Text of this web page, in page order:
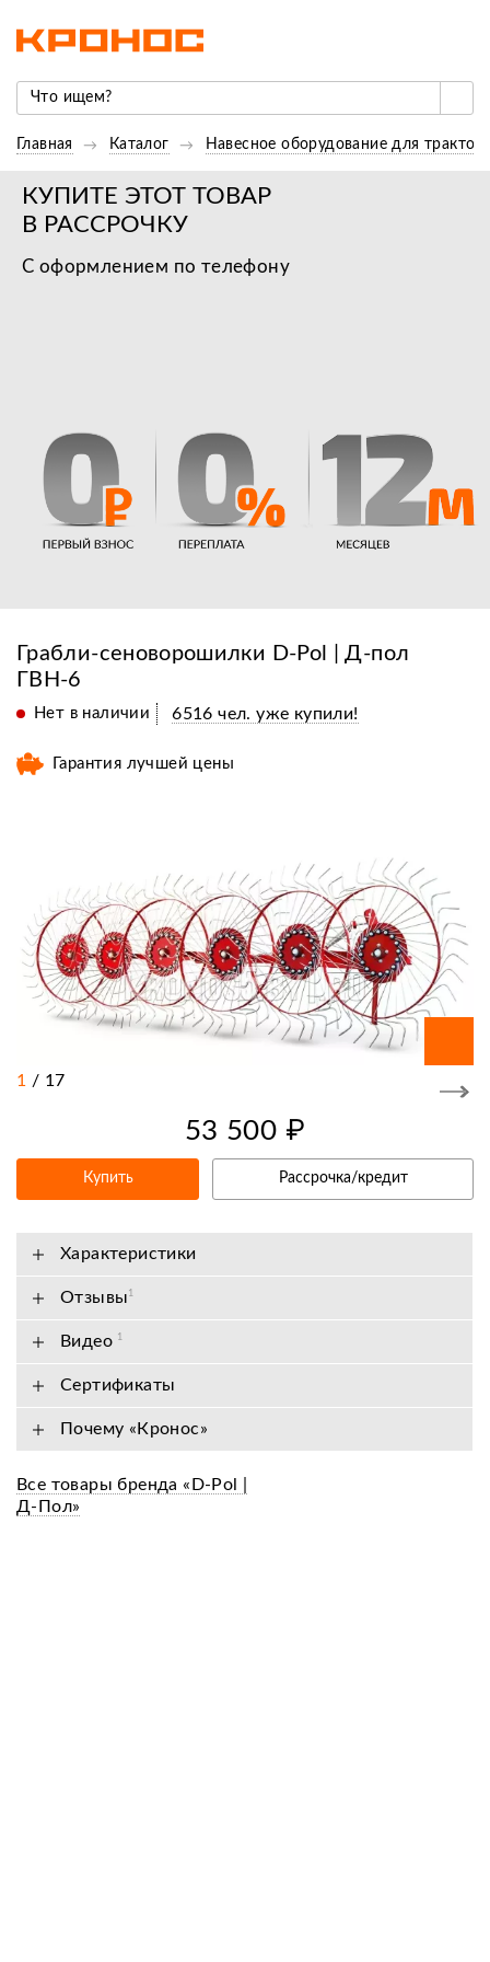
Главная Каталог Навесное оборудование для
КУПИТЕ ЭТОТ ТОВАР
В РАССРОЧКУ
С оформлением по телефону
Грабли-сеноворошилки D-Pol | Д-пол
ГВН-6
Нет в наличии 6516 чел. уже купили!
Гарантия лучшей цены
1 / 17
53 500 ₽
Купить Рассрочка/кредит
Характеристики
Отзывы 1
Видео 1
Сертификаты
Почему «Кронос»
Все товары бренда «D-Pol |
Д-Пол»